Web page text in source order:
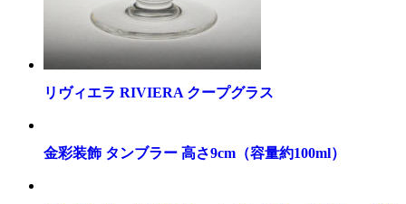
リヴィエラ RIVIERA クープグラス
金彩装飾 タンブラー 高さ9cm（容量約100ml）